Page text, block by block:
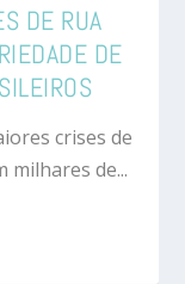
DE RUA
DE
crises de
milhares de...